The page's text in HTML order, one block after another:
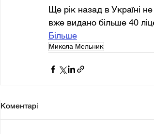
Ще рік назад в Україні
вже видано більше 40
Більше
Микола Мельник
Коментарі